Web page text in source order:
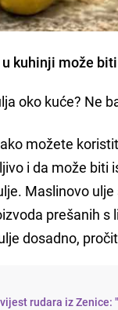
kuhinji može
oko kuće? Ne
možete
i da može
Maslinovo
prešanih
dosadno,
rudara iz Zenice: